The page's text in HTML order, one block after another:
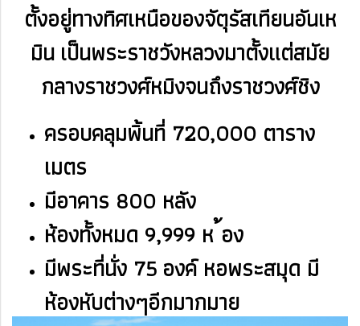
ตั้งอยู่ทางทิศเหนือของจัตุรัสเทียนอันเห
มิน เป็นพระราชวังหลวงมาตั้งแต่สมัย
กลางราชวงศ์หมิงจนถึงราชวงศ์ชิง
ครอบคลุมพิ้นที่ 720,000 ตาราง
เมตร
มีอาคาร 800 หลัง
ห้องทั้งหมด 9,999 ห ้อง
มีพระที่นั่ง 75 องค์ หอพระสมุด มี
ห้องหับต่างๆอีกมากมาย